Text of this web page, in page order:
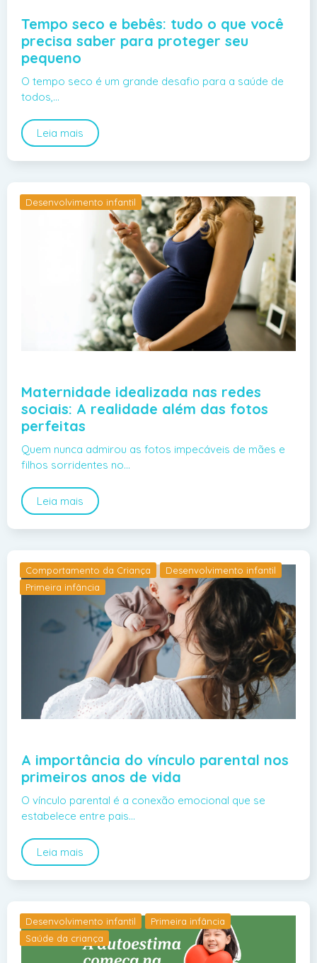
Tempo seco e bebês: tudo o que você
precisa saber para proteger seu
pequeno
O tempo seco é um grande desafio para a saúde de
todos,…
Leia mais
Desenvolvimento infantil
Maternidade idealizada nas redes
sociais: A realidade além das fotos
perfeitas
Quem nunca admirou as fotos impecáveis de mães e
filhos sorridentes no…
Leia mais
Comportamento da Criança
Desenvolvimento infantil
Primeira infância
A importância do vínculo parental nos
primeiros anos de vida
O vínculo parental é a conexão emocional que se
estabelece entre pais…
Leia mais
Desenvolvimento infantil
Primeira infância
Saúde da criança